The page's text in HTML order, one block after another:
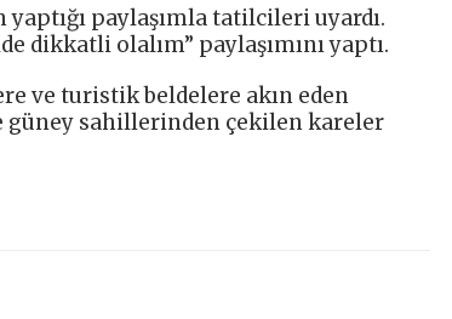
yaptığı paylaşımla tatilcileri uyardı.
dikkatli olalım” paylaşımını yaptı.
ve turistik beldelere akın eden
güney sahillerinden çekilen kareler